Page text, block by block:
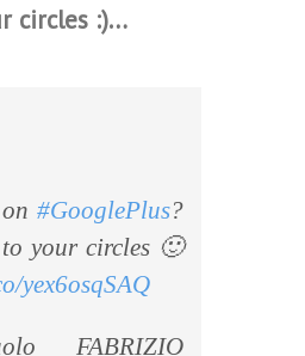
circles :)…
#GooglePlus?
your circles 🙂
yex6osqSAQ
FABRIZIO